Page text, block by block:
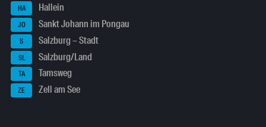
HA Hallein
JO Sankt Johann im Pongau
S Salzburg – Stadt
SL Salzburg/Land
TA Tamsweg
ZE Zell am See